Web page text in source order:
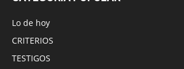
Lo de hoy
CRITERIOS
TESTIGOS